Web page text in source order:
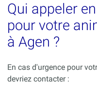
Qui appeler
pour votre
à Agen ?
En cas d'urgence pour
devriez contacter :